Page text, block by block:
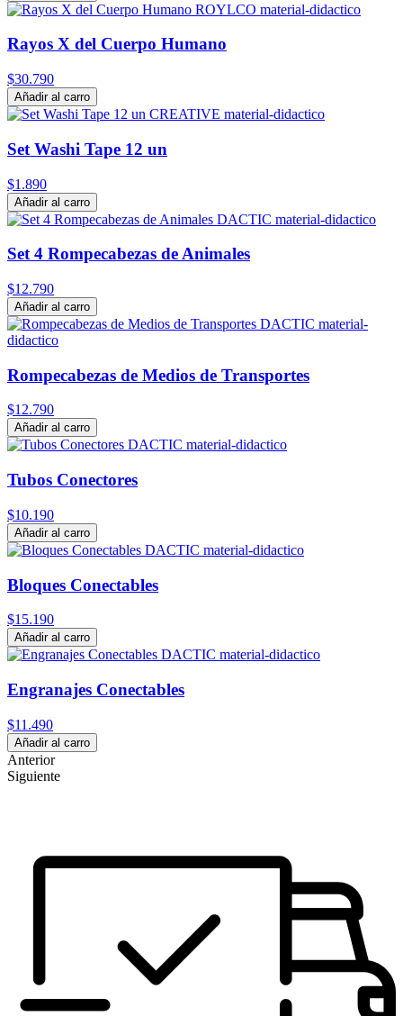
Rayos X del Cuerpo Humano
$30.790
Añadir al carro
Set Washi Tape 12 un
$1.890
Añadir al carro
Set 4 Rompecabezas de Animales
$12.790
Añadir al carro
Rompecabezas de Medios de Transportes
$12.790
Añadir al carro
Tubos Conectores
$10.190
Añadir al carro
Bloques Conectables
$15.190
Añadir al carro
Engranajes Conectables
$11.490
Añadir al carro
Anterior
Siguiente